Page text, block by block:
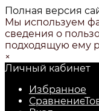
Полная версия
Мы используем
сведения о
подходящую ему
×
Личный кабинет
Избранное
Сравнение